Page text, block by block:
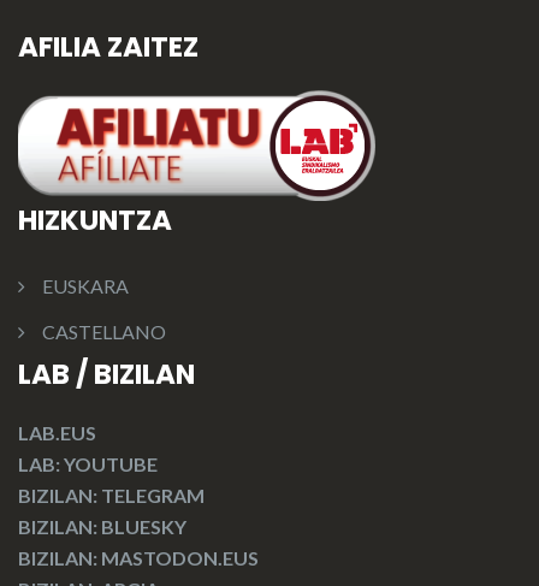
AFILIA ZAITEZ
HIZKUNTZA
EUSKARA
CASTELLANO
LAB / BIZILAN
LAB.EUS
LAB: YOUTUBE
BIZILAN: TELEGRAM
BIZILAN: BLUESKY
BIZILAN: MASTODON.EUS